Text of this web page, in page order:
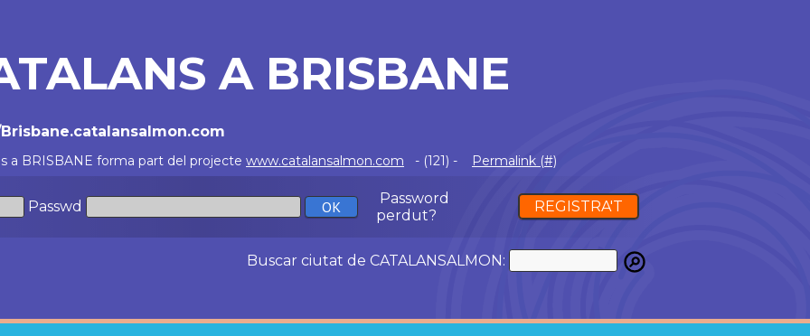
A BRISBANE
a BRISBANE forma part del projecte www.catalansalmon.com - (121) - Permalink (#)
Passwd
Password
perdut?
REGISTRA'T
Buscar ciutat de CATALANSALMON: